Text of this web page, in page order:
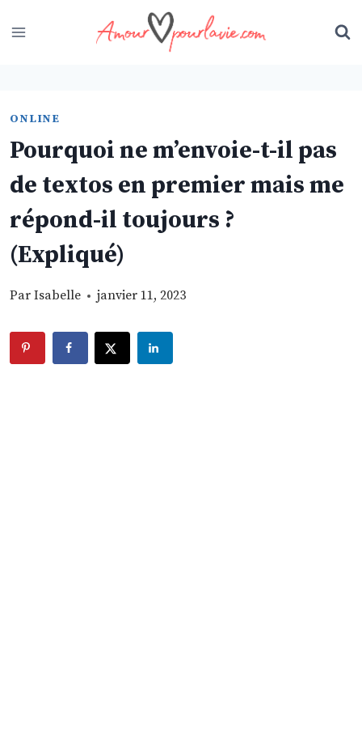
to
ONLINE
Pourquoi ne m’envoie-t-il pas
de textos en premier mais me
répond-il toujours ?
(Expliqué)
Par Isabelle janvier 11, 2023